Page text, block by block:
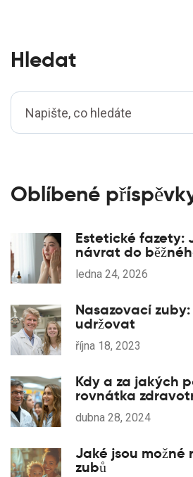
Hledat
Oblíbené
Estetické fazety:
návrat do
proceduře
ledna 24, 2026
Nasazovací
udržovat
října 18, 2023
Kdy a za jakých
rovnátka
dubna 28, 2024
Jaké jsou možné
zubů